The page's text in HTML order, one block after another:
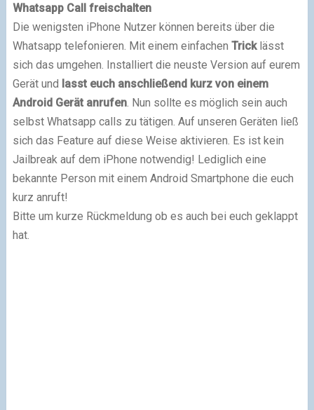
Whatsapp Call freischalten
Die wenigsten iPhone Nutzer können bereits über die
Whatsapp telefonieren. Mit einem einfachen Tricklässt
sich das umgehen. Installiert die neuste Version auf eurem
Gerät und lasst euch anschließend kurz von einem
Android Gerät anrufen. Nun sollte es möglich sein auch
selbst Whatsapp calls zu tätigen. Auf unseren Geräten ließ
sich das Feature auf diese Weise aktivieren. Es ist kein
Jailbreak auf dem iPhone notwendig! Lediglich eine
bekannte Person mit einem Android Smartphone die euch
kurz anruft!
Bitte um kurze Rückmeldung ob es auch bei euch geklappt
hat.